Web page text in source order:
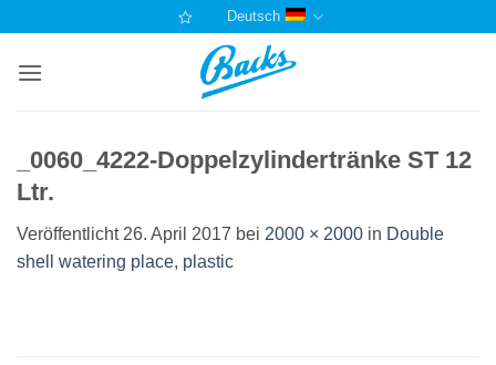
springen
Deutsch
_0060_4222-Doppelzylindertränke ST 12
Ltr.
Veröffentlicht 26. April 2017 bei 2000 × 2000 in Double
shell watering place, plastic